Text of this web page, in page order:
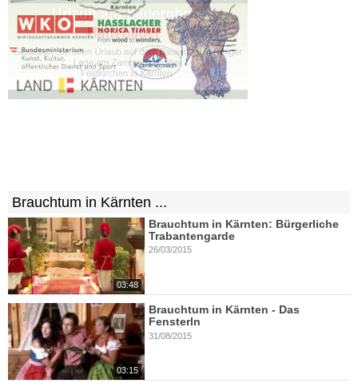
Brauchtum in Kärnten ...
03:48
Brauchtum in Kärnten: Bürgerliche
Trabantengarde
26/03/2015
03:15
Brauchtum in Kärnten - Das
Fensterln
31/08/2015